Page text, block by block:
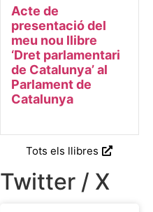
Acte de
presentació del
meu nou llibre
‘Dret parlamentari
de Catalunya’ al
Parlament de
Catalunya
Tots els llibres
Twitter / X